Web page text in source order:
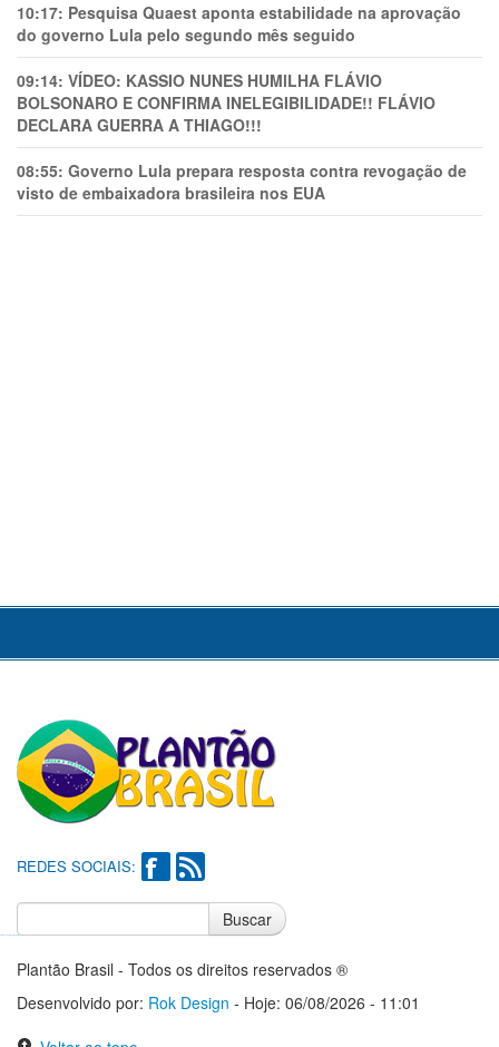
10:17: Pesquisa Quaest aponta estabilidade na aprovação
do governo Lula pelo segundo mês seguido
09:14: VÍDEO: KASSIO NUNES HUMlLHA FLÁVIO
BOLSONARO E CONFIRMA INELEGIBILIDADE!! FLÁVIO
DECLARA GUERRA A THIAGO!!!
08:55: Governo Lula prepara resposta contra revogação de
visto de embaixadora brasileira nos EUA
REDES SOCIAIS:
Buscar
Plantão Brasil - Todos os direitos reservados ®
Desenvolvido por: Rok Design - Hoje: 06/08/2026 - 11:01